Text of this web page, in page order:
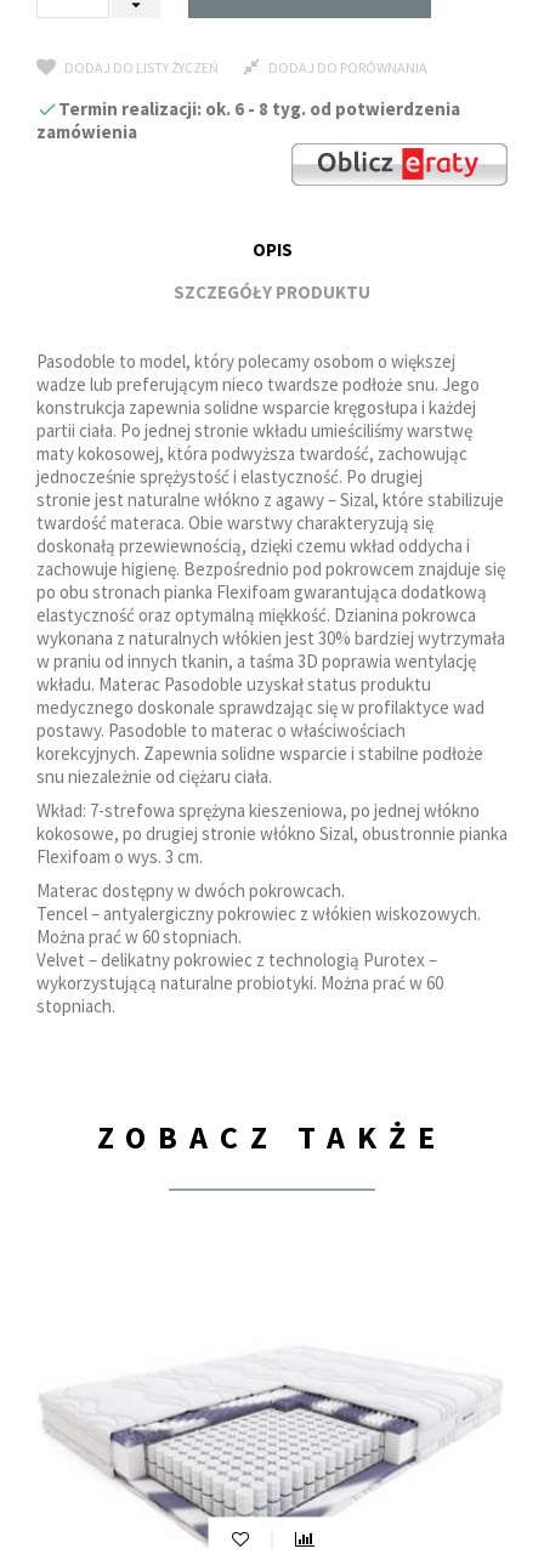
DODAJ DO LISTY ŻYCZEŃ DODAJ DO PORÓWNANIA
Termin realizacji: ok. 6 - 8 tyg. od potwierdzenia
zamówienia
OPIS
SZCZEGÓŁY PRODUKTU
Pasodoble to model, który polecamy osobom o większej
wadze lub preferującym nieco twardsze podłoże snu. Jego
konstrukcja zapewnia solidne wsparcie kręgosłupa i każdej
partii ciała. Po jednej stronie wkładu umieściliśmy warstwę
maty kokosowej, która podwyższa twardość, zachowując
jednocześnie sprężystość i elastyczność. Po drugiej
stronie jest naturalne włókno z agawy – Sizal, które stabilizuje
twardość materaca. Obie warstwy charakteryzują się
doskonałą przewiewnością, dzięki czemu wkład oddycha i
zachowuje higienę. Bezpośrednio pod pokrowcem znajduje się
po obu stronach pianka Flexifoam gwarantująca dodatkową
elastyczność oraz optymalną miękkość. Dzianina pokrowca
wykonana z naturalnych włókien jest 30% bardziej wytrzymała
w praniu od innych tkanin, a taśma 3D poprawia wentylację
wkładu. Materac Pasodoble uzyskał status produktu
medycznego doskonale sprawdzając się w profilaktyce wad
postawy. Pasodoble to materac o właściwościach
korekcyjnych. Zapewnia solidne wsparcie i stabilne podłoże
snu niezależnie od ciężaru ciała.
Wkład: 7-strefowa sprężyna kieszeniowa, po jednej włókno
kokosowe, po drugiej stronie włókno Sizal, obustronnie pianka
Flexifoam o wys. 3 cm.
Materac dostępny w dwóch pokrowcach.
Tencel – antyalergiczny pokrowiec z włókien wiskozowych.
Można prać w 60 stopniach.
Velvet – delikatny pokrowiec z technologią Purotex –
wykorzystującą naturalne probiotyki. Można prać w 60
stopniach.
ZOBACZ TAKŻE